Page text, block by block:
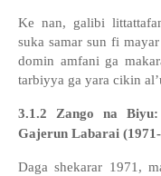
Ke nan, galibi
suka samar sun fi
domin amfani ga
tarbiyya ga yara cikin
3.1.2 Zango na
Gajerun Labarai
Daga shekarar 1971,